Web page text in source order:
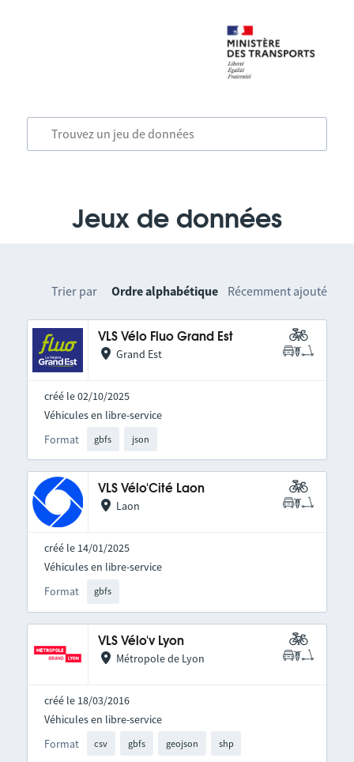
Jeux de données
Trier par Ordre alphabétique Récemment ajouté
VLS Vélo Fluo Grand Est
Grand Est
créé le 02/10/2025
Format gbfs json
Véhicules en libre-service
VLS Vélo'Cité Laon
Laon
créé le 14/01/2025
Format gbfs
Véhicules en libre-service
VLS Vélo'v Lyon
Métropole de Lyon
créé le 18/03/2016
Format csv gbfs geojson shp
Véhicules en libre-service